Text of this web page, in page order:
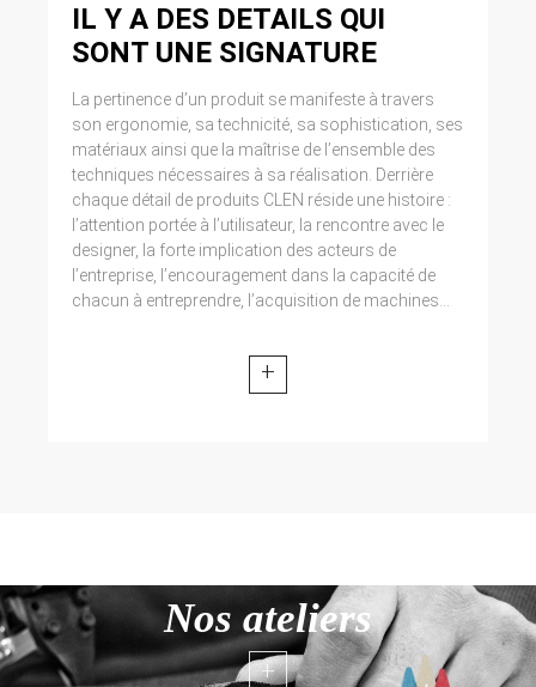
IL Y A DES DETAILS QUI
SONT UNE SIGNATURE
La pertinence d’un produit se manifeste à travers
son ergonomie, sa technicité, sa sophistication, ses
matériaux ainsi que la maîtrise de l’ensemble des
techniques nécessaires à sa réalisation. Derrière
chaque détail de produits CLEN réside une histoire :
l’attention portée à l’utilisateur, la rencontre avec le
designer, la forte implication des acteurs de
l’entreprise, l’encouragement dans la capacité de
chacun à entreprendre, l’acquisition de machines...
+
Nos ateliers
+